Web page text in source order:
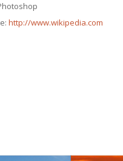
http://www.wikipedia.com